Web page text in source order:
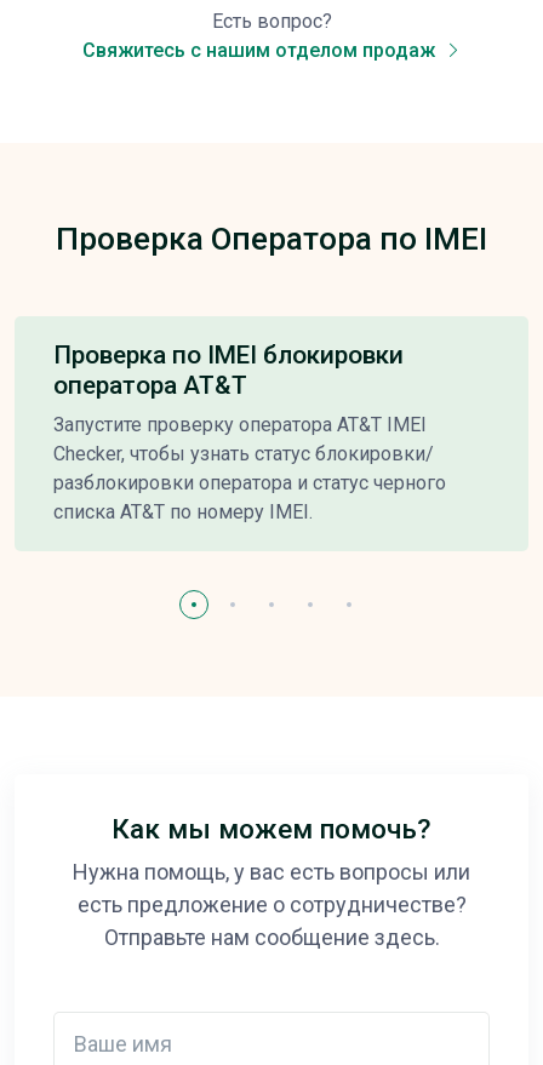
Есть вопрос?
Свяжитесь с нашим отделом продаж
Проверка Оператора по IMEI
Проверка по IMEI блокировки
оператора AT&T
Запустите проверку оператора AT&T IMEI
Checker, чтобы узнать статус блокировки/
разблокировки оператора и статус черного
списка AT&T по номеру IMEI.
Как мы можем помочь?
Нужна помощь, у вас есть вопросы или
есть предложение о сотрудничестве?
Отправьте нам сообщение здесь.